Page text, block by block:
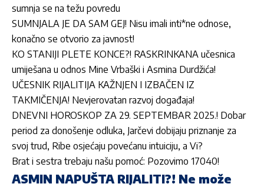
sumnja se na težu povredu
SUMNJALA JE DA SAM GEJ! Nisu imali inti*ne odnose,
konačno se otvorio za javnost!
KO STANIJI PLETE KONCE?! RASKRINKANA učesnica
umiješana u odnos Mine Vrbaški i Asmina Durdžića!
UČESNIK RIJALITIJA KAŽNJEN I IZBAČEN IZ
TAKMIČENJA! Nevjerovatan razvoj događaja!
DNEVNI HOROSKOP ZA 29. SEPTEMBAR 2025.! Dobar
period za donošenje odluka, Jarčevi dobijaju priznanje za
svoj trud, Ribe osjećaju povećanu intuiciju, a Vi?
Brat i sestra trebaju našu pomoć: Pozovimo 17040!
ASMIN NAPUŠTA RIJALITI?! Ne može